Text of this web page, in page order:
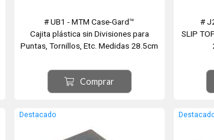
# UB1 - MTM Case-Gard™
Cajita plástica sin Divisiones para
Puntas, Tornillos, Etc. Medidas 28.5cm
Comprar
#
SLIP
22
Rem
300 /
Destacado